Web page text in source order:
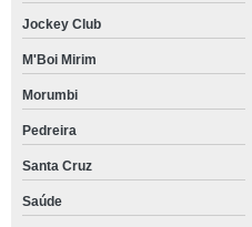
Jockey Club
M'Boi Mirim
Morumbi
Pedreira
Santa Cruz
Saúde